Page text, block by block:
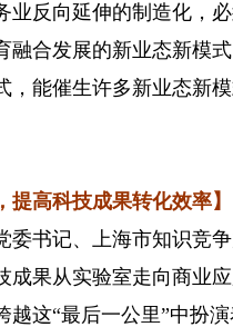
业反向延伸的制造化，
融合发展的新业态新模
能催生许多新业态新
高科技成果转化效率】
书记、上海市知识竞争
成果从实验室走向商业
这“最后一公里”中扮